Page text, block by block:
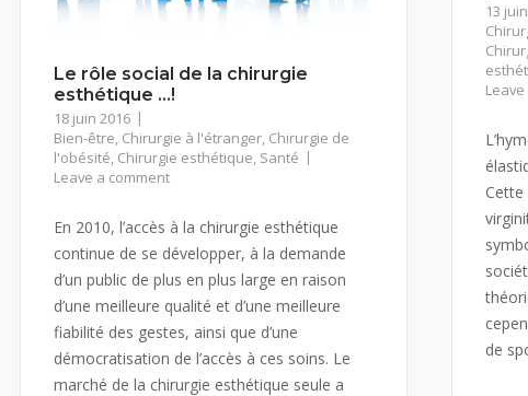
Le rôle social de la chirurgie
esthétique …!
18 juin 2016
Bien-être, Chirurgie à l'étranger, Chirurgie de
l'obésité, Chirurgie esthétique, Santé
Leave a comment
En 2010, l’accès à la chirurgie esthétique
continue de se développer, à la demande
d’un public de plus en plus large en raison
d’une meilleure qualité et d’une meilleure
fiabilité des gestes, ainsi que d’une
démocratisation de l’accès à ces soins. Le
marché de la chirurgie esthétique seule a
13
de